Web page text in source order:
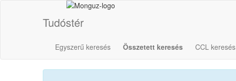
Tudóstér
Egyszerű keresés Összetett keresés CCL keresés